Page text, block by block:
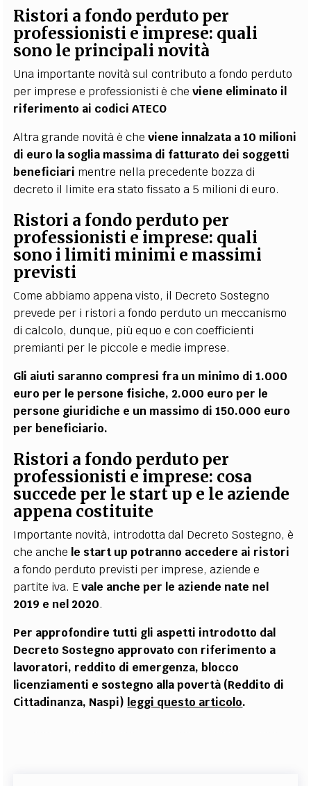
Ristori a fondo perduto per
professionisti e imprese: quali
sono le principali novità
Una importante novità sul contributo a fondo perduto
per imprese e professionisti è che viene eliminato il
riferimento ai codici ATECO
Altra grande novità è cheviene innalzata a 10 milioni
di euro la soglia massima di fatturato dei soggetti
beneficiari mentre nella precedente bozza di
decreto il limite era stato fissato a 5 milioni di euro.
Ristori a fondo perduto per
professionisti e imprese: quali
sono i limiti minimi e massimi
previsti
Come abbiamo appena visto, il Decreto Sostegno
prevede per i ristori a fondo perduto un meccanismo
di calcolo, dunque, più equo e con coefficienti
premianti per le piccole e medie imprese.
Gli aiuti saranno compresi fra un minimo di 1.000
euro per le persone fisiche, 2.000 euro per le
persone giuridiche e un massimo di 150.000 euro
per beneficiario.
Ristori a fondo perduto per
professionisti e imprese: cosa
succede per le start up e le aziende
appena costituite
Importante novità, introdotta dal Decreto Sostegno, è
che anche le start up potranno accedere ai ristori
a fondo perduto previsti per imprese, aziende e
partite iva. Evale anche per le aziende nate nel
2019 e nel 2020.
Per approfondire tutti gli aspetti introdotto dal
Decreto Sostegno approvato con riferimento a
lavoratori, reddito di emergenza, blocco
licenziamenti e sostegno alla povertà (Reddito di
Cittadinanza, Naspi) leggi questo articolo.